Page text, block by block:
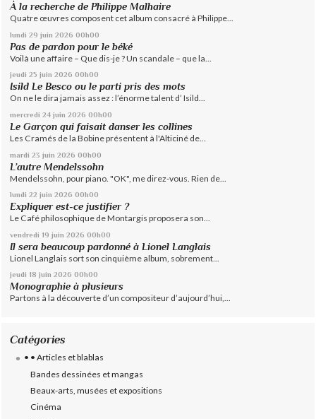
À la recherche de Philippe Malhaire
Quatre œuvres composent cet album consacré à Philippe...
lundi 29 juin 2026 00h00
Pas de pardon pour le béké
Voilà une affaire – Que dis-je ? Un scandale – que la...
jeudi 25 juin 2026 00h00
Isild Le Besco ou le parti pris des mots
On ne le dira jamais assez : l’énorme talent d’ Isild...
mercredi 24 juin 2026 00h00
Le Garçon qui faisait danser les collines
Les Cramés de la Bobine présentent à l'Alticiné de...
mardi 23 juin 2026 00h00
L’autre Mendelssohn
Mendelssohn, pour piano. "OK", me direz-vous. Rien de...
lundi 22 juin 2026 00h00
Expliquer est-ce justifier ?
Le Café philosophique de Montargis proposera son...
vendredi 19 juin 2026 00h00
Il sera beaucoup pardonné à Lionel Langlais
Lionel Langlais sort son cinquième album, sobrement...
jeudi 18 juin 2026 00h00
Monographie à plusieurs
Partons à la découverte d’un compositeur d’aujourd’hui,...
Catégories
• • Articles et blablas
Bandes dessinées et mangas
Beaux-arts, musées et expositions
Cinéma